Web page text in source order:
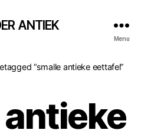
ANTIEK
Menu
“smalle antieke eettafel”